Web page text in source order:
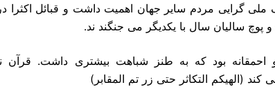
ملی گرایی مردم سایر جهان اهمیت داشت و قبائل اکثرا
پوچ سالیان سال با یکدیگر مى جنگند ند.
بود که به طنز شباهت بیشترى داشت. قرآن
(الهیکم التکاثر حتى زر تم المقابر)